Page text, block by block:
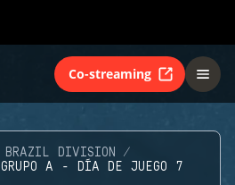
Co-streaming
BRAZIL DIVISION
GRUPO A - DÍA DE JUEGO 7